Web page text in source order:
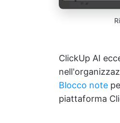
ClickUp AI
Blocco note
piattaforma